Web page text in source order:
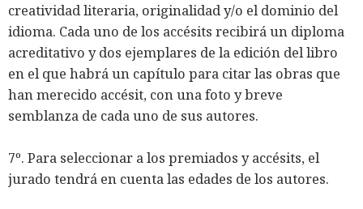
creatividad literaria, originalidad y/o el dominio del
idioma. Cada uno de los accésits recibirá un diploma
acreditativo y dos ejemplares de la edición del libro
en el que habrá un capítulo para citar las obras que
han merecido accésit, con una foto y breve
semblanza de cada uno de sus autores.
7º. Para seleccionar a los premiados y accésits, el
jurado tendrá en cuenta las edades de los autores.